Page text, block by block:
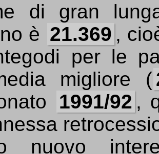
di gran
è 21.369 ,
per le
migliore (
1991/92 ,
nuovo